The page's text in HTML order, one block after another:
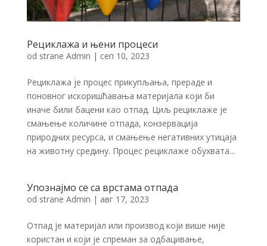
Рециклажа и њени процеси
od strane Admin | сеп 10, 2023
Рециклажа је процес прикупљања, прераде и
поновног искоришћавања материјала који би
иначе били бацени као отпад. Циљ рециклаже је
смањење количине отпада, конзервација
природних ресурса, и смањење негативних утицаја
на животну средину. Процес рециклаже обухвата...
Упознајмо се са врстама отпада
od strane Admin | авг 17, 2023
Отпад је материјал или производ који више није
користан и који је спреман за одбацивање,